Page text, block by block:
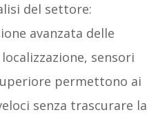
del settore:
avanzata delle
sensori
permettono ai
senza trascurare la